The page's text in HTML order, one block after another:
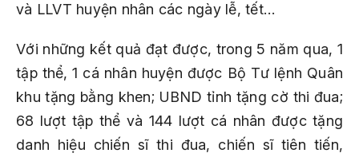
và LLVT huyện nhân các ngày lễ, tết…
Với những kết quả đạt được, trong 5 năm qua, 1
tập thể, 1 cá nhân huyện được Bộ Tư lệnh Quân
khu tặng bằng khen; UBND tỉnh tặng cờ thi đua;
68 lượt tập thể và 144 lượt cá nhân được tặng
danh hiệu chiến sĩ thi đua, chiến sĩ tiên tiến,